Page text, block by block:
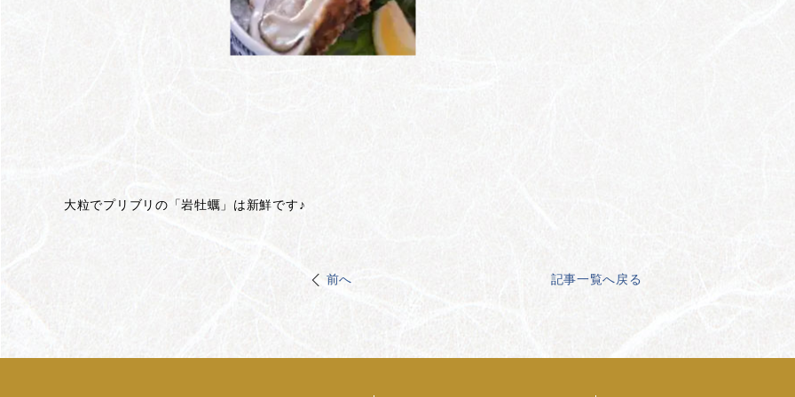
大粒でプリブリの「岩牡蠣」は新鮮です♪
前へ 記事一覧へ戻る